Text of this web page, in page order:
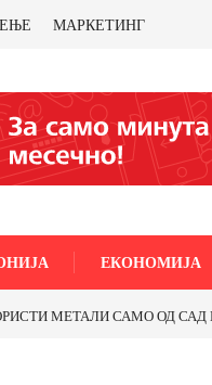
МАРКЕТИНГ
ЕКОНОМИЈА
МЕТАЛИ САМО ОД САД ИЛИ